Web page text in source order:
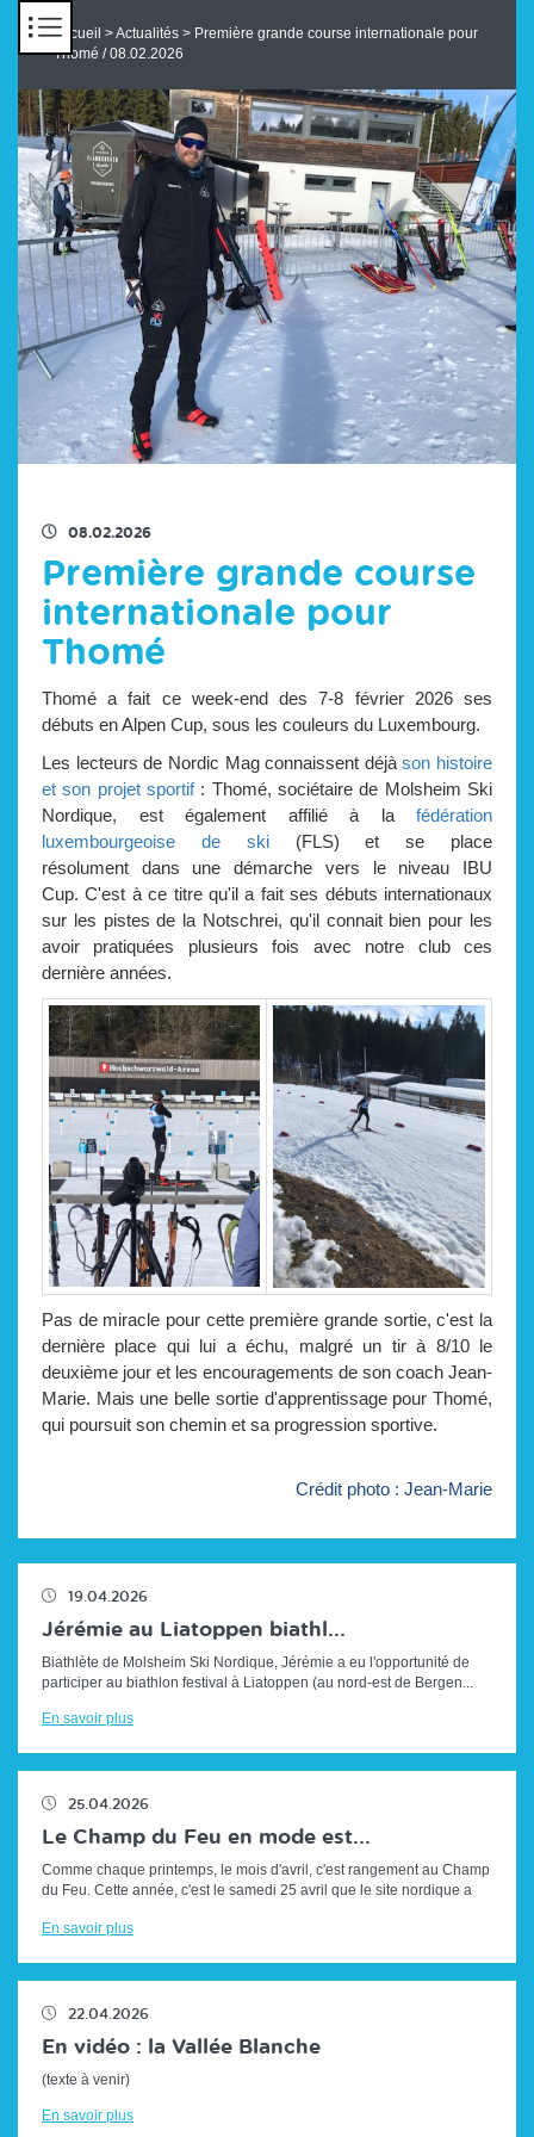
Accueil >Actualités > Première grande course internationale pour
Thomé / 08.02.2026
08.02.2026
Première grande course
internationale pour
Thomé
Thomé a fait ce week-end des 7-8 février 2026 ses
débuts en Alpen Cup, sous les couleurs du Luxembourg.
Les lecteurs de Nordic Mag connaissent déjàson histoire
et son projet sportif: Thomé, sociétaire de Molsheim Ski
Nordique, est également affilié à la fédération
luxembourgeoise de ski(FLS) et se place
résolument dans une démarche vers le niveau IBU
Cup. C'est à ce titre qu'il a fait ses débuts internationaux
sur les pistes de la Notschrei, qu'il connait bien pour les
avoir pratiquées plusieurs fois avec notre club ces
dernière années.
Pas de miracle pour cette première grande sortie, c'est la
dernière place qui lui a échu, malgré un tir à 8/10 le
deuxième jour et les encouragements de son coach Jean-
Marie. Mais une belle sortie d'apprentissage pour Thomé,
qui poursuit son chemin et sa progression sportive.
Crédit photo : Jean-Marie
19.04.2026
Jérémie au Liatoppen biathl...
Biathlète de Molsheim Ski Nordique, Jérémie a eu l'opportunité de
participer au biathlon festival à Liatoppen (au nord-est de Bergen...
En savoir plus
25.04.2026
Le Champ du Feu en mode est...
Comme chaque printemps, le mois d'avril, c'est rangement au Champ
du Feu. Cette année, c'est le samedi 25 avril que le site nordique a
En savoir plus
22.04.2026
En vidéo : la Vallée Blanche
(texte à venir)
En savoir plus